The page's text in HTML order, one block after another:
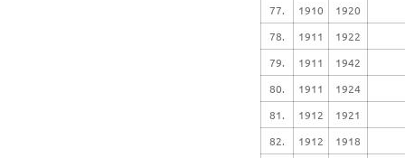
77.
1910
1920
78.
1911
1922
79.
1911
1942
80.
1911
1924
81.
1912
1921
82.
1912
1918